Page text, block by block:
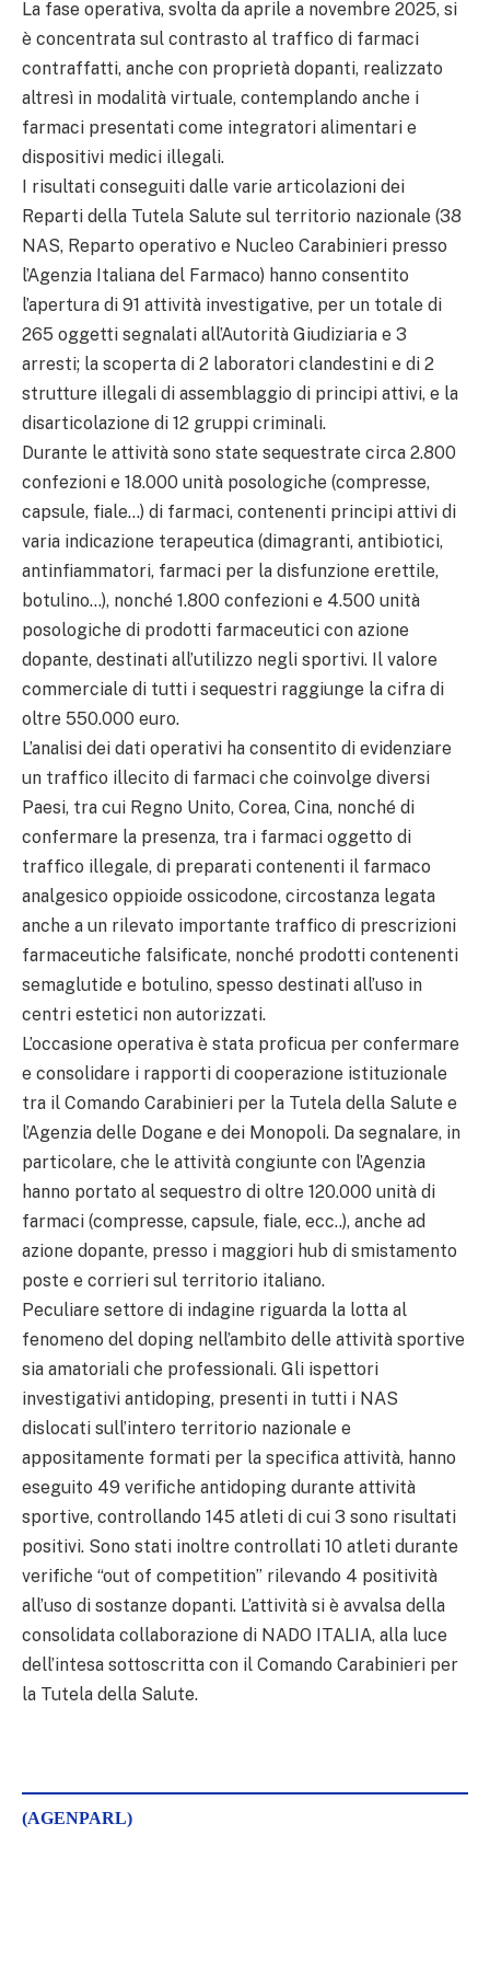
La fase operativa, svolta da aprile a novembre 2025, si
è concentrata sul contrasto al traffico di farmaci
contraffatti, anche con proprietà dopanti, realizzato
altresì in modalità virtuale, contemplando anche i
farmaci presentati come integratori alimentari e
dispositivi medici illegali.
I risultati conseguiti dalle varie articolazioni dei
Reparti della Tutela Salute sul territorio nazionale (38
NAS, Reparto operativo e Nucleo Carabinieri presso
l’Agenzia Italiana del Farmaco) hanno consentito
l’apertura di 91 attività investigative, per un totale di
265 oggetti segnalati all’Autorità Giudiziaria e 3
arresti; la scoperta di 2 laboratori clandestini e di 2
strutture illegali di assemblaggio di principi attivi, e la
disarticolazione di 12 gruppi criminali.
Durante le attività sono state sequestrate circa 2.800
confezioni e 18.000 unità posologiche (compresse,
capsule, fiale…) di farmaci, contenenti principi attivi di
varia indicazione terapeutica (dimagranti, antibiotici,
antinfiammatori, farmaci per la disfunzione erettile,
botulino…), nonché 1.800 confezioni e 4.500 unità
posologiche di prodotti farmaceutici con azione
dopante, destinati all’utilizzo negli sportivi. Il valore
commerciale di tutti i sequestri raggiunge la cifra di
oltre 550.000 euro.
L’analisi dei dati operativi ha consentito di evidenziare
un traffico illecito di farmaci che coinvolge diversi
Paesi, tra cui Regno Unito, Corea, Cina, nonché di
confermare la presenza, tra i farmaci oggetto di
traffico illegale, di preparati contenenti il farmaco
analgesico oppioide ossicodone, circostanza legata
anche a un rilevato importante traffico di prescrizioni
farmaceutiche falsificate, nonché prodotti contenenti
semaglutide e botulino, spesso destinati all’uso in
centri estetici non autorizzati.
L’occasione operativa è stata proficua per confermare
e consolidare i rapporti di cooperazione istituzionale
tra il Comando Carabinieri per la Tutela della Salute e
l’Agenzia delle Dogane e dei Monopoli. Da segnalare, in
particolare, che le attività congiunte con l’Agenzia
hanno portato al sequestro di oltre 120.000 unità di
farmaci (compresse, capsule, fiale, ecc..), anche ad
azione dopante, presso i maggiori hub di smistamento
poste e corrieri sul territorio italiano.
Peculiare settore di indagine riguarda la lotta al
fenomeno del doping nell’ambito delle attività sportive
sia amatoriali che professionali. Gli ispettori
investigativi antidoping, presenti in tutti i NAS
dislocati sull’intero territorio nazionale e
appositamente formati per la specifica attività, hanno
eseguito 49 verifiche antidoping durante attività
sportive, controllando 145 atleti di cui 3 sono risultati
positivi. Sono stati inoltre controllati 10 atleti durante
verifiche “out of competition” rilevando 4 positività
all’uso di sostanze dopanti. L’attività si è avvalsa della
consolidata collaborazione di NADO ITALIA, alla luce
dell’intesa sottoscritta con il Comando Carabinieri per
la Tutela della Salute.
(AGENPARL)